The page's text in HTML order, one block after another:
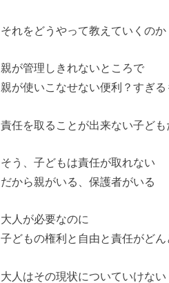
それをどうやって教えていくのか
親が管理しきれないところで
親が使いこなせない便利？すぎ
責任を取ることが出来ない子ども
そう、子どもは責任が取れない
だから親がいる、保護者がいる
大人が必要なのに
子どもの権利と自由と責任がど
大人はその現状についていけない